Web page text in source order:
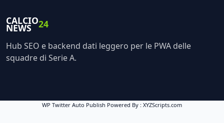
CALCIO
NEWS 24
Hub SEO e backend dati leggero per le PWA delle
squadre di Serie A.
WP Twitter Auto Publish Powered By : XYZScripts.com